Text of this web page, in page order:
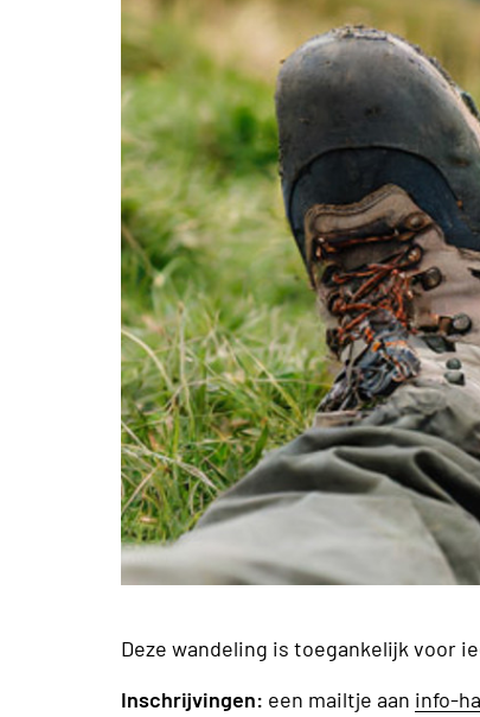
Deze wandeling is toegankelijk voor
Inschrijvingen: een mailtje aan info-